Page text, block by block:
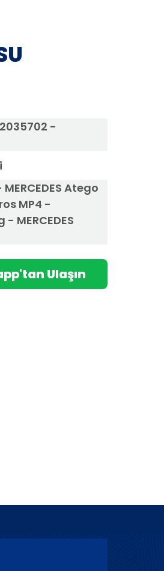
-
MERCEDES Atego
MP4 -
- MERCEDES
Ulaşın